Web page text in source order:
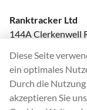
Ranktracker Ltd
144A Clerkenwell
Company No:
Diese Seite
ein optimales
Durch die
akzeptieren Sie